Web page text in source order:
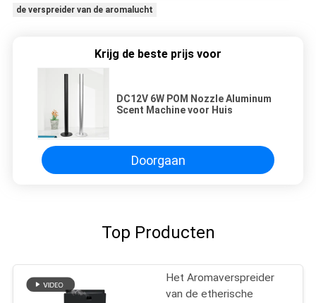
de verspreider van de aromalucht
Krijg de beste prijs voor
DC12V 6W POM Nozzle Aluminum
Scent Machine voor Huis
Doorgaan
Top Producten
Het Aromaverspreider
van de etherische